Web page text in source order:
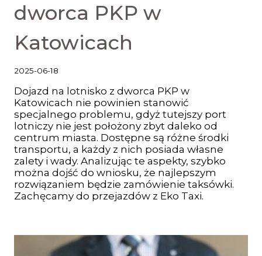
dworca PKP w
Katowicach
2025-06-18
Dojazd na lotnisko z dworca PKP w
Katowicach nie powinien stanowić
specjalnego problemu, gdyż tutejszy port
lotniczy nie jest położony zbyt daleko od
centrum miasta. Dostępne są różne środki
transportu, a każdy z nich posiada własne
zalety i wady. Analizując te aspekty, szybko
można dojść do wniosku, że najlepszym
rozwiązaniem będzie zamówienie taksówki.
Zachęcamy do przejazdów z Eko Taxi.